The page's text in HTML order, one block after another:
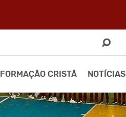
FORMAÇÃO CRISTÃ NOTÍCIAS